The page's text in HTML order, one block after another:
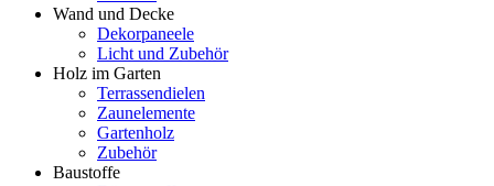
Wand und Decke
Dekorpaneele
Licht und Zubehör
Holz im Garten
Terrassendielen
Zaunelemente
Gartenholz
Zubehör
Baustoffe